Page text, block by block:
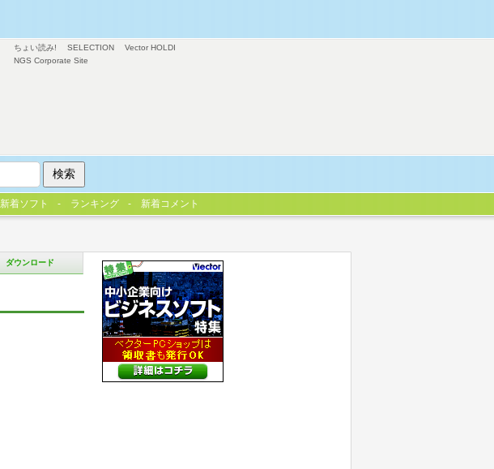
ダウンロード
ちょい読み! SELECTION
Vector HOLDI
NGS Corporate Site
新着ソフト ランキング 新着コメント